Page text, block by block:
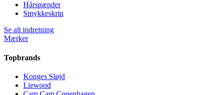
Hårspænder
Smykkeskrin
Se alt indretning
Mærker
Topbrands
Konges Sløjd
Liewood